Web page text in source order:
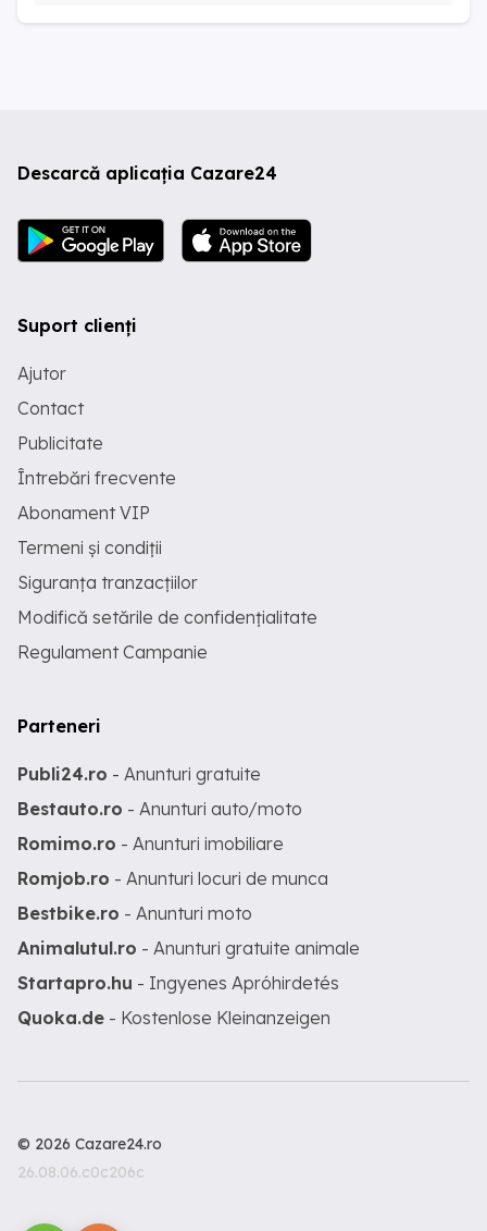
Descarcă aplicația Cazare24
Suport clienți
Ajutor
Contact
Publicitate
Întrebări frecvente
Abonament VIP
Termeni și condiții
Siguranța tranzacțiilor
Modifică setările de confidențialitate
Regulament Campanie
Parteneri
Publi24.ro - Anunturi gratuite
Bestauto.ro - Anunturi auto/moto
Romimo.ro - Anunturi imobiliare
Romjob.ro - Anunturi locuri de munca
Bestbike.ro - Anunturi moto
Animalutul.ro - Anunturi gratuite animale
Startapro.hu - Ingyenes Apróhirdetés
Quoka.de - Kostenlose Kleinanzeigen
© 2026 Cazare24.ro
26.08.06.c0c206c